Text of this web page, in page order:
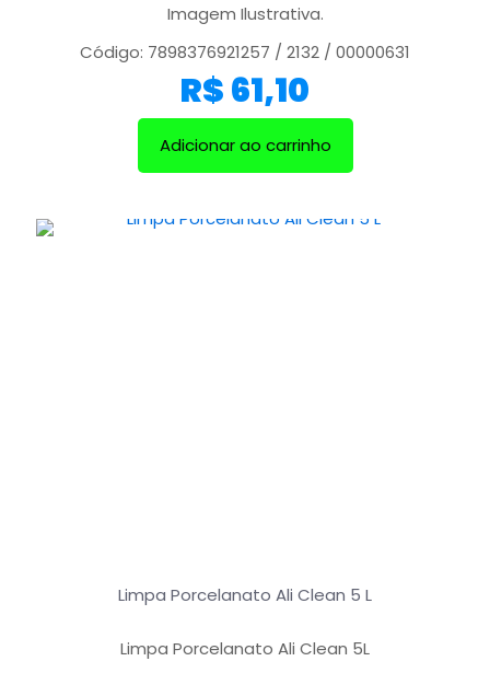
Imagem Ilustrativa.
Código: 7898376921257 / 2132 / 00000631
R$61,10
Adicionar ao carrinho
Limpa Porcelanato Ali Clean 5 L
Limpa Porcelanato Ali Clean 5L